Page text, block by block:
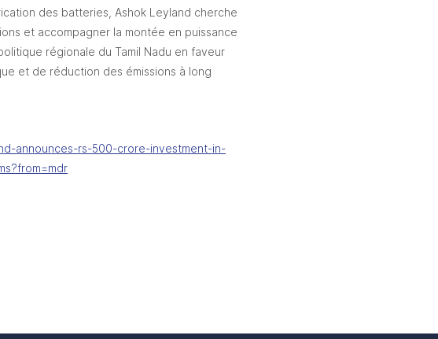
des batteries, Ashok Leyland cherche
et accompagner la montée en puissance
régionale du Tamil Nadu en faveur
et de réduction des émissions à long
announces-rs-500-crore-investment-in-